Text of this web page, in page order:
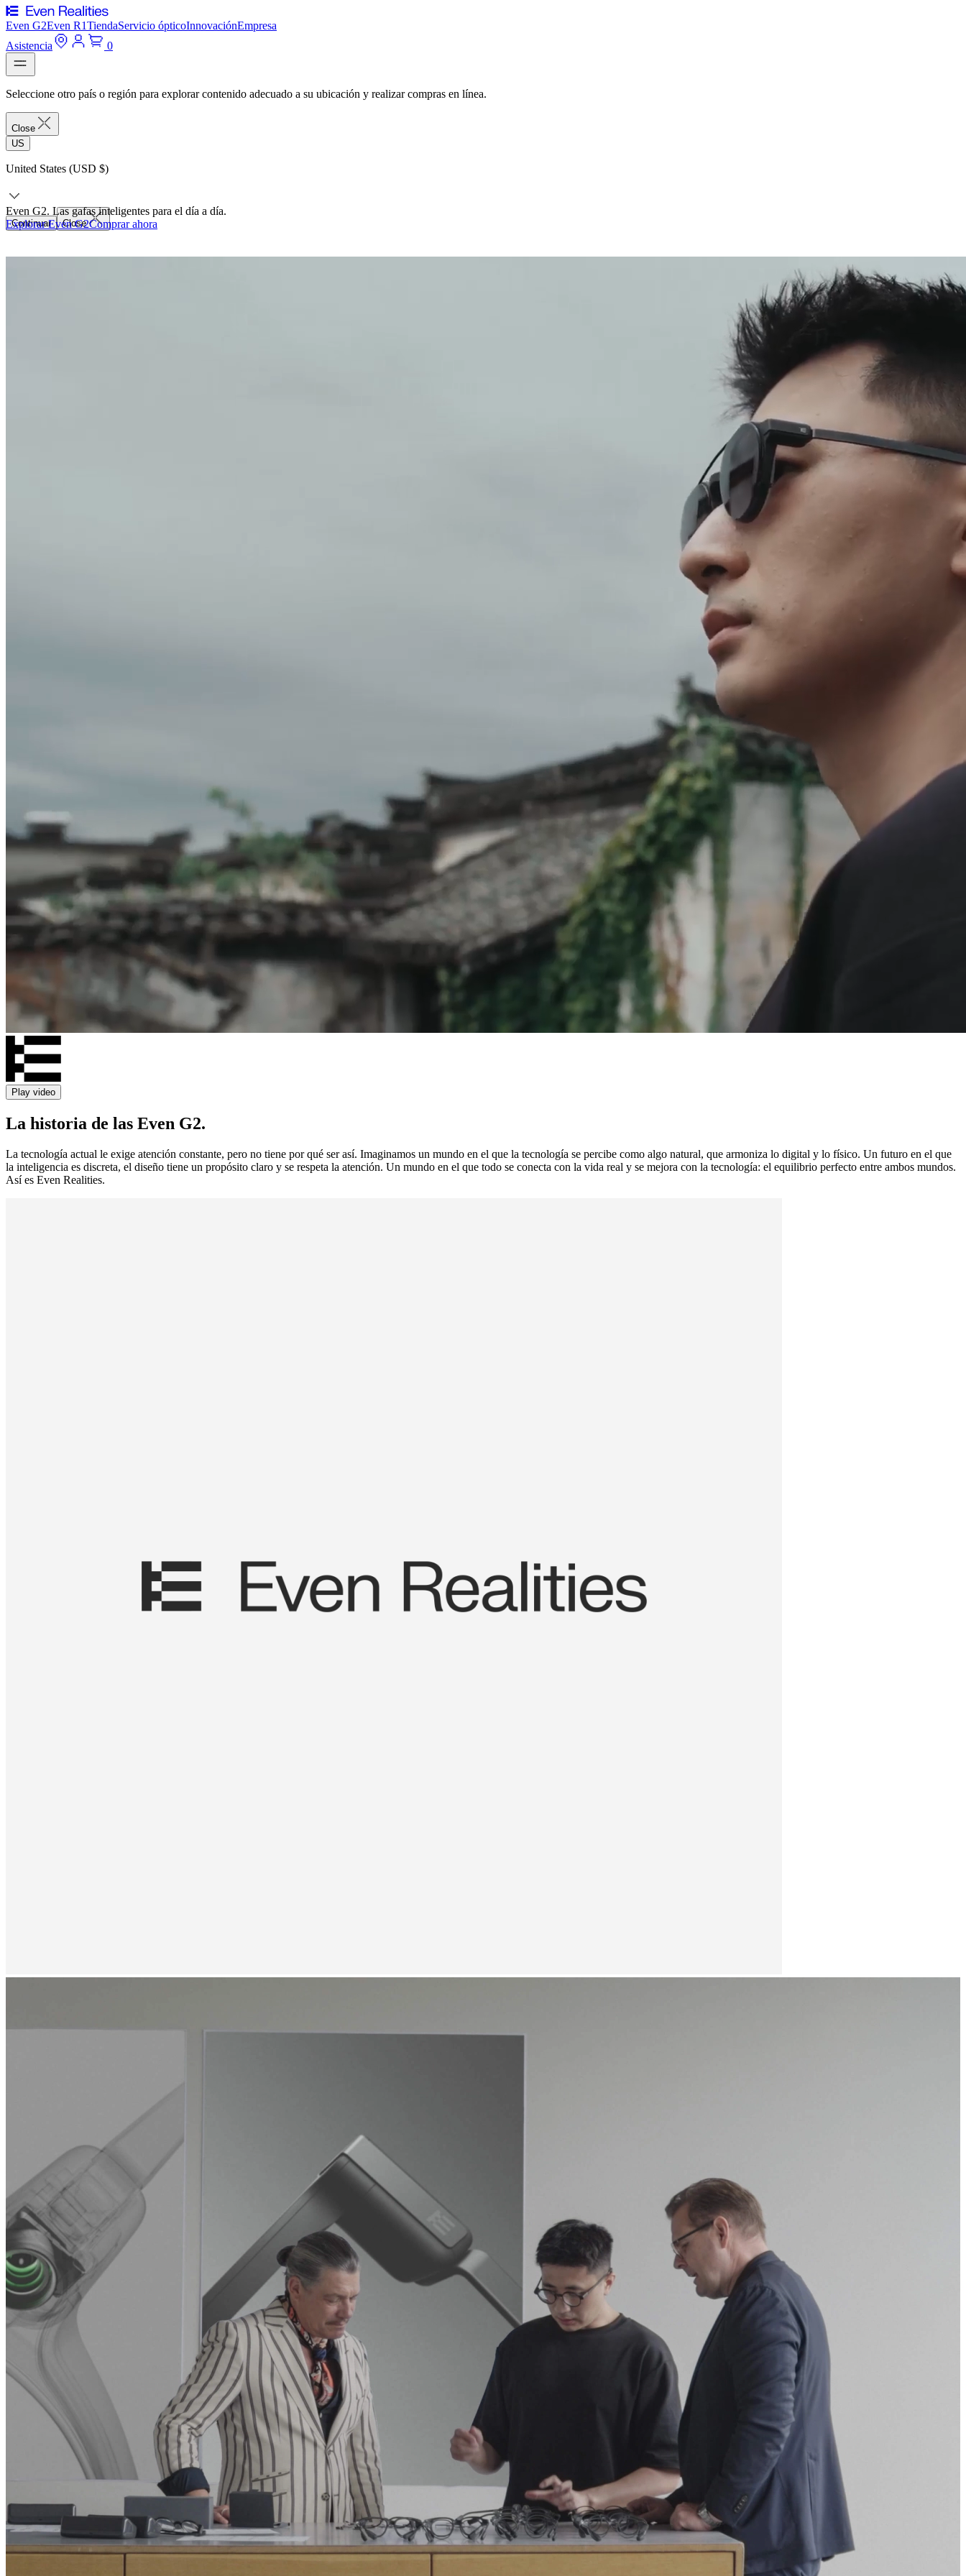
Even G2Even R1TiendaServicio ópticoInnovaciónEmpresa
Asistencia
0
Seleccione otro país o región para explorar contenido adecuado a su ubicación y realizar compras en línea.
Close
US
United States (USD $)
Continuar Close
Even G2. Las gafas inteligentes para el día a día.
Explorar Even G2Comprar ahora
Play video
La historia de las Even G2.
La tecnología actual le exige atención constante, pero no tiene por qué ser así. Imaginamos un mundo en el que la tecnología se percibe como algo natural, que armoniza lo digital y lo físico. Un futuro en el que
la inteligencia es discreta, el diseño tiene un propósito claro y se respeta la atención. Un mundo en el que todo se conecta con la vida real y se mejora con la tecnología: el equilibrio perfecto entre ambos mundos.
Así es Even Realities.